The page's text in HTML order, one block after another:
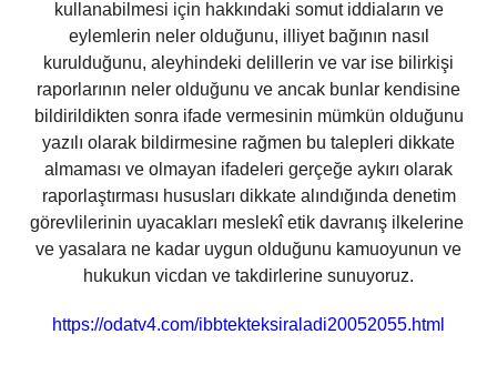
kullanabilmesi için hakkındaki somut iddiaların ve
eylemlerin neler olduğunu, illiyet bağının nasıl
kurulduğunu, aleyhindeki delillerin ve var ise bilirkişi
raporlarının neler olduğunu ve ancak bunlar kendisine
bildirildikten sonra ifade vermesinin mümkün olduğunu
yazılı olarak bildirmesine rağmen bu talepleri dikkate
almaması ve olmayan ifadeleri gerçeğe aykırı olarak
raporlaştırması hususları dikkate alındığında denetim
görevlilerinin uyacakları meslekî etik davranış ilkelerine
ve yasalara ne kadar uygun olduğunu kamuoyunun ve
hukukun vicdan ve takdirlerine sunuyoruz.
https://odatv4.com/ibbtekteksiraladi20052055.html